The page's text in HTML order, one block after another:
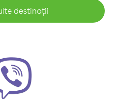
destinații